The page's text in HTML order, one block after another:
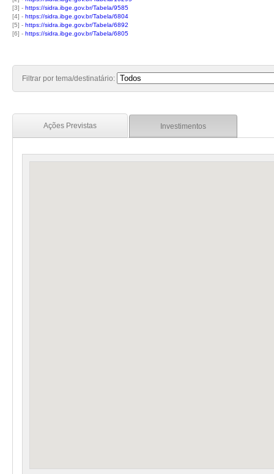
[3] - https://sidra.ibge.gov.br/Tabela/9585
[4] - https://sidra.ibge.gov.br/Tabela/6804
[5] - https://sidra.ibge.gov.br/Tabela/6892
[6] - https://sidra.ibge.gov.br/Tabela/6805
Filtrar por tema/destinatário:
Ações Previstas Investimentos